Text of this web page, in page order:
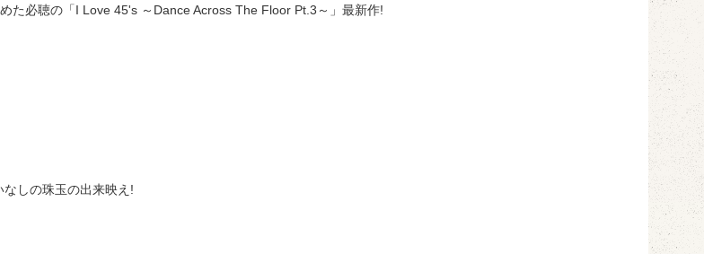
た必聴の「I Love 45's ～Dance Across The Floor Pt.3～」最新作!
しの珠玉の出来映え!